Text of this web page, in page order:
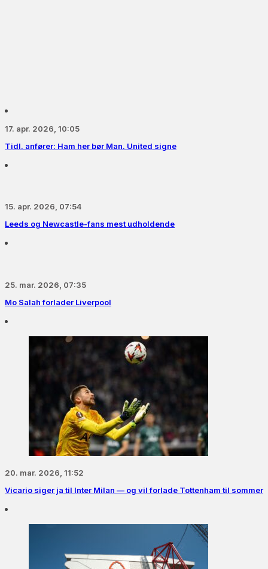
17. apr. 2026, 10:05
Tidl. anfører: Ham her bør Man. United signe
15. apr. 2026, 07:54
Leeds og Newcastle-fans mest udholdende
25. mar. 2026, 07:35
Mo Salah forlader Liverpool
20. mar. 2026, 11:52
Vicario siger ja til Inter Milan — og vil forlade Tottenham til sommer